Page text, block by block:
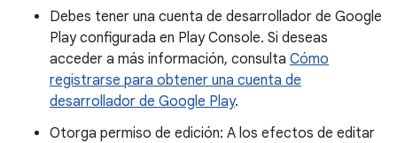
Debes tener una cuenta de desarrollador de Google
Play configurada en Play Console. Si deseas
acceder a más información, consulta Cómo
registrarse para obtener una cuenta de
desarrollador de Google Play.
Otorga permiso de edición: A los efectos de editar